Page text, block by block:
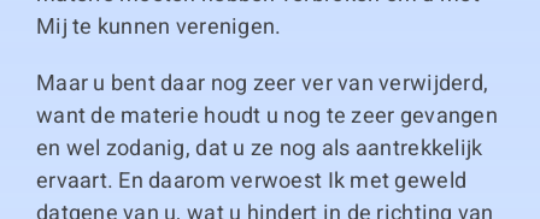
Mij te kunnen verenigen.
Maar u bent daar nog zeer ver van verwijderd,
want de materie houdt u nog te zeer gevangen
en wel zodanig, dat u ze nog als aantrekkelijk
ervaart. En daarom verwoest Ik met geweld